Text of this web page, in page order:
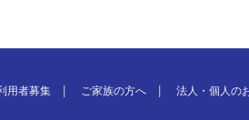
用者募集 ご家族の方へ 法人・個人の